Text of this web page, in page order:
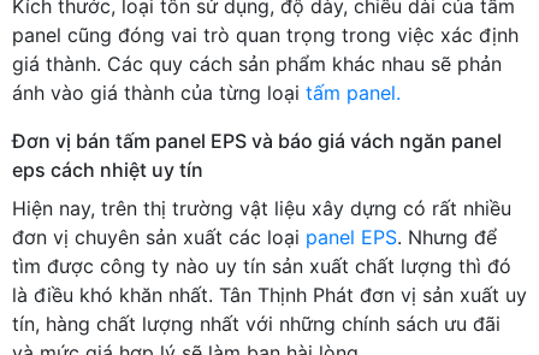
Kích thước, loại tôn sử dụng, độ dày, chiều dài của tấm
panel cũng đóng vai trò quan trọng trong việc xác định
giá thành. Các quy cách sản phẩm khác nhau sẽ phản
ánh vào giá thành của từng loại tấm panel.
Đơn vị bán tấm panel EPS và báo giá vách ngăn panel
eps cách nhiệt uy tín
Hiện nay, trên thị trường vật liệu xây dựng có rất nhiều
đơn vị chuyên sản xuất các loại panel EPS. Nhưng để
tìm được công ty nào uy tín sản xuất chất lượng thì đó
là điều khó khăn nhất. Tân Thịnh Phát đơn vị sản xuất uy
tín, hàng chất lượng nhất với những chính sách ưu đãi